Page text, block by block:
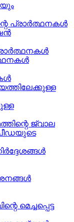
പ്രാർത്ഥനകള്‍
ജ്വാല
മെച്ചപ്പെട്ട